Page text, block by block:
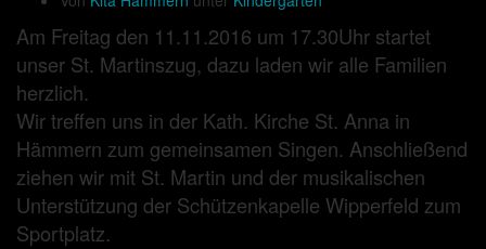
Am Freitag den 11.11.2016 um 17.30Uhr startet
unser St. Martinszug, dazu laden wir alle Familien
herzlich.
Wir treffen uns in der Kath. Kirche St. Anna in
Hämmern zum gemeinsamen Singen. Anschließend
ziehen wir mit St. Martin und der musikalischen
Unterstützung der Schützenkapelle Wipperfeld zum
Sportplatz.